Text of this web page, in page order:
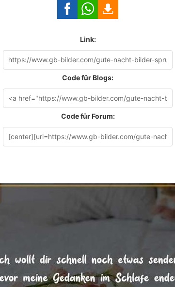
Link:
Code für Blogs:
Code für Forum: